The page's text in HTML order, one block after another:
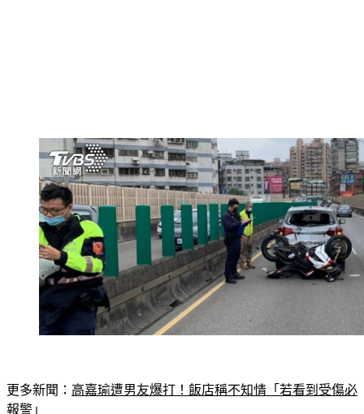
更多新聞： 高嘉瑜遭男友爆打！飯店稱不知情「若看到受傷必
報警」